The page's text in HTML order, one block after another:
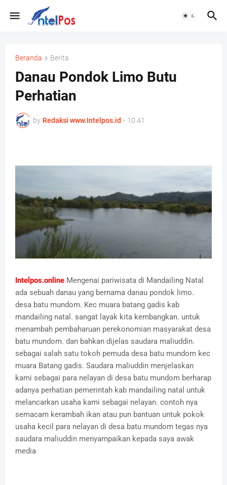
Beranda Berita
Danau Pondok Limo Butu
Perhatian
by Redaksi www.Intelpos.id - 10.41
Intelpos.online Mengenai pariwisata di Mandailing Natal
ada sebuah danau yang bernama danau pondok limo.
desa batu mundom. Kec muara batang gadis kab
mandailing natal. sangat layak kita kembangkan. untuk
menambah pembaharuan perekonomian masyarakat desa
batu mundom. dan bahkan dijelas saudara maliuddin.
sebagai salah satu tokoh pemuda desa batu mundom kec
muara Batang gadis. Saudara maliuddin menjelaskan
kami sebagai para nelayan di desa batu mundom berharap
adanya perhatian pemerintah kab mandailing natal untuk
melancarkan usaha kami sebagai nelayan. contoh nya
semacam kerambah ikan atau pun bantuan untuk pokok
usaha kecil para nelayan di desa batu mundom tegas nya
saudara maliuddin menyampaikan kepada saya awak
media